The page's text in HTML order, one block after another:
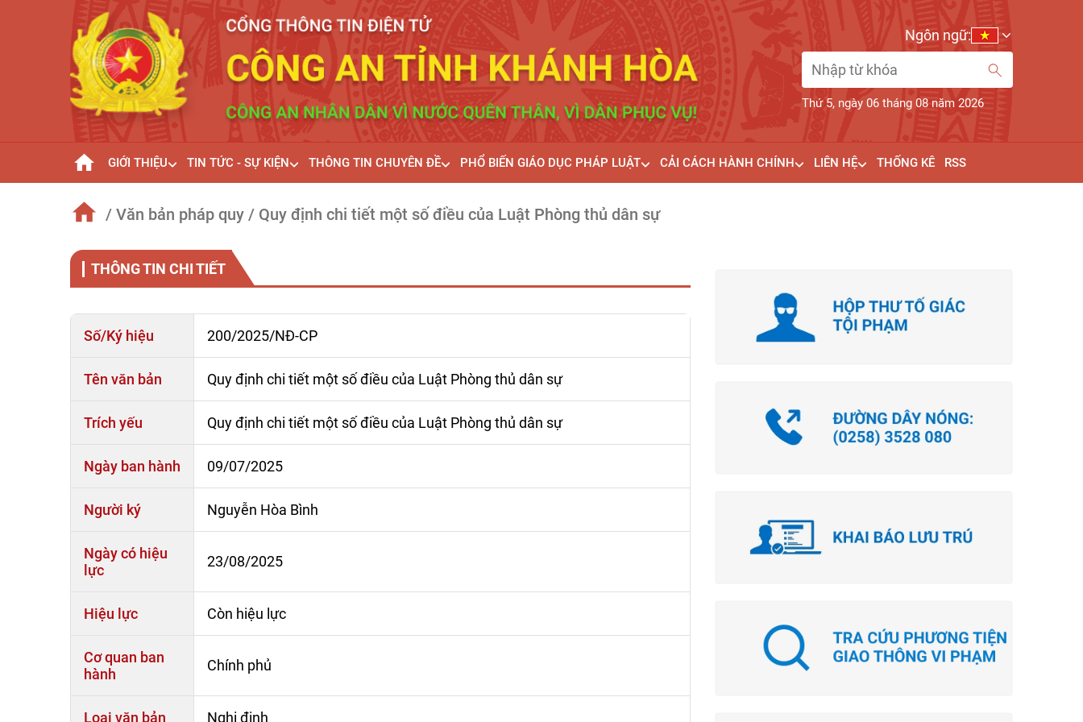
Thứ 5, ngày 06 tháng 08 năm 2026
Ngôn ngữ:
GIỚI THIỆU TIN TỨC - SỰ KIỆN THÔNG TIN CHUYÊN ĐỀ PHỔ BIẾN GIÁO DỤC PHÁP LUẬT CẢI CÁCH HÀNH CHÍNH LIÊN HỆ THỐNG KÊ RSS
/ Văn bản pháp quy / Quy định chi tiết một số điều của Luật Phòng thủ dân sự
THÔNG TIN CHI TIẾT
Số/Ký hiệu 200/2025/NÐ-CP
Tên văn bản Quy định chi tiết một số điều của Luật Phòng thủ dân sự
Trích yếu Quy định chi tiết một số điều của Luật Phòng thủ dân sự
Ngày ban hành 09/07/2025
Người ký Nguyễn Hòa Bình
Ngày có hiệu
lực
23/08/2025
Hiệu lực Còn hiệu lực
Cơ quan ban
hành
Chính phủ
Loại văn bản Nghị định